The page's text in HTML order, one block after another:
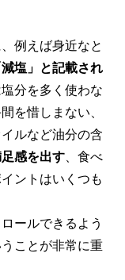
例えば身近なと
塩」と記載され
塩分を多く使わな
を惜しまない、
ルなど油分の含
感を出す 、食べ
ントはいくつも
ールできるよう
ことが非常に重